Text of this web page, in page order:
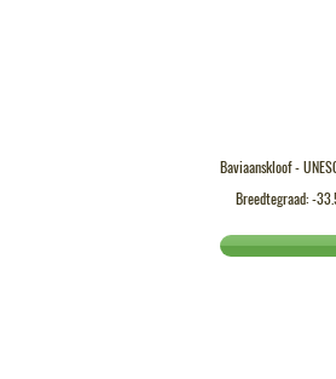
Baviaanskloof -
Breedtegraad: -